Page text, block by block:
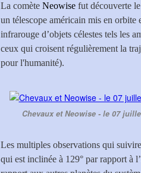
La comète Neowise fut découverte
un télescope américain mis en orbite
infrarouge d’objets célestes tels les
ceux qui croisent régulièrement la
pour l'humanité).
Chevaux et Neowise - le 07
Les multiples observations qui
qui est inclinée à 129° par rapport à